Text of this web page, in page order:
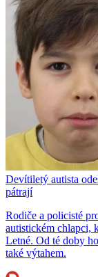
Devítiletý autista
pátrají
Rodiče a policisté
autistickém chlapci,
Letné. Od té doby
také výtahem.